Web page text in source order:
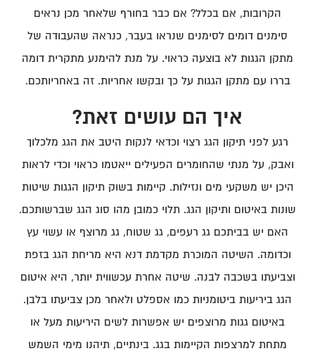
הקרובות, אם בכלל? אם כבר בחורף שלאחר מכן נראים
סימנים דומים לסימנים שנראו בעבר, כנראה שהעבודה של
מתקן הגגות לא בוצעה כראוי. על מנת להימנע מתקרית דומה
בררו עם מתקן הגגות על כך ובקשו אחריות. זה באחריותכם.
איך הם עושים זאת?
רגע לפני תיקון הגג רצוי וכדאי לנקות היטב את הגג מלכלוך
ואבק, על מנתי שהחומרים הפעילים ייאטמו כראוי וכדי לראות
היכן יש משקעי מים ונזילות. קיימות בשוק תיקון הגגות שיטות
שונות באיטום ותיקון הגג. תלוי כמובן מהו סוג הגג שברשותכם.
האם יש בביתכם גג רעפים, גג שטוח, גג מרוצף או עשוי עץ
וכדומה. השיטה המוכרת מקדמת דנא היא מריחת הגג בזפת
וצביעתו בשכבה לבנה. שיטה אחרת עכשווית יותר, היא איטום
הגג ביריעות ביטומניות כמו אספלט ולאחר מכן צביעתו בלבן.
באיטום גגות מרוצפים יש אפשרות לשים היריעות מעל או
מתחת למרצפות הקיימות בגג. בינתיים, תיהנו מימי השמש